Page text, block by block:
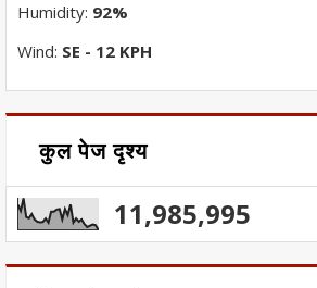
Humidity: 92%
Wind: SE - 12 KPH
कुल पेज दृश्य
11,985,995